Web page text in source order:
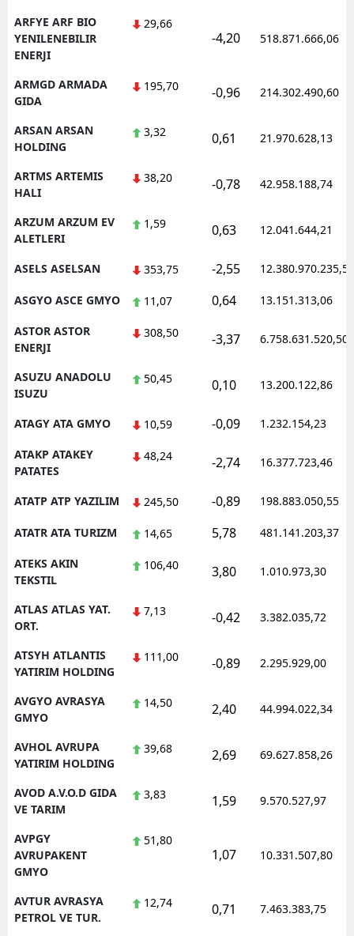
ARFYE ARF BIO
YENILENEBILIR
ENERJI
29,66
-4,20 518.871.666,06
ARMGD ARMADA
GIDA
195,70 -0,96 214.302.490,60
ARSAN ARSAN
HOLDING
3,32 0,61 21.970.628,13
ARTMS ARTEMIS
HALI
38,20 -0,78 42.958.188,74
ARZUM ARZUM EV
ALETLERI
1,59 0,63 12.041.644,21
ASELS ASELSAN 353,75 -2,55 12.380.970.235,50
ASGYO ASCE GMYO 11,07 0,64 13.151.313,06
ASTOR ASTOR
ENERJI
308,50 -3,37 6.758.631.520,50
ASUZU ANADOLU
ISUZU
50,45 0,10 13.200.122,86
ATAGY ATA GMYO 10,59 -0,09 1.232.154,23
ATAKP ATAKEY
PATATES
48,24 -2,74 16.377.723,46
ATATP ATP YAZILIM 245,50 -0,89 198.883.050,55
ATATR ATA TURIZM 14,65 5,78 481.141.203,37
ATEKS AKIN
TEKSTIL
106,40 3,80 1.010.973,30
ATLAS ATLAS YAT.
ORT.
7,13 -0,42 3.382.035,72
ATSYH ATLANTIS
YATIRIM HOLDING
111,00 -0,89 2.295.929,00
AVGYO AVRASYA
GMYO
14,50 2,40 44.994.022,34
AVHOL AVRUPA
YATIRIM HOLDING
39,68 2,69 69.627.858,26
AVOD A.V.O.D GIDA
VE TARIM
3,83 1,59 9.570.527,97
AVPGY
AVRUPAKENT
GMYO
51,80
1,07 10.331.507,80
AVTUR AVRASYA
PETROL VE TUR.
12,74 0,71 7.463.383,75